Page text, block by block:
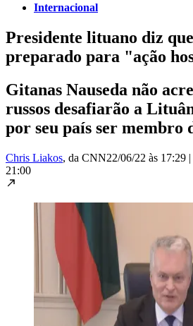
Internacional
Presidente lituano diz
preparado para "ação
Gitanas Nauseda não
russos desafiarão a
por seu país ser membro
Chris Liakos, da CNN22/06/22 às 17:29 |
21:00